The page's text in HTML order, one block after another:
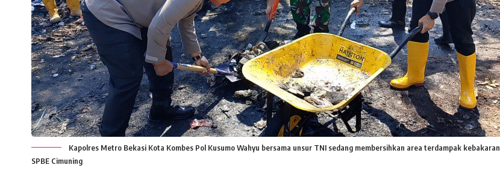
Kapolres Metro Bekasi Kota Kombes Pol Kusumo Wahyu bersama unsur TNI sedang membersihkan area terdampak kebakaran
SPBE Cimuning